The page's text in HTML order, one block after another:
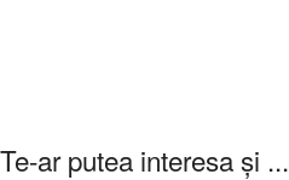
Te-ar putea interesa și ...